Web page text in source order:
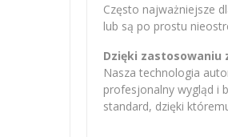
Często najważniejsze
lub są po prostu
Dzięki zastosowaniu
Nasza technologia
profesjonalny wygląd i
standard, dzięki